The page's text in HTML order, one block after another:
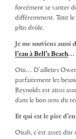
forcément se vanter
différemment. Tout le
plus drôle.
Je me souviens aussi
l’eau à Bell’s Beach…
Oui… D’ailleurs
parfaitement les
Reynolds est aussi
dans le bon sens du
Et qui est le pire
Ouah, c’est assez dur